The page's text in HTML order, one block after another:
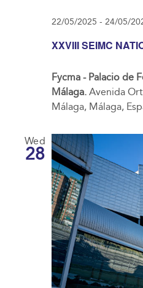
XXVIII SEIMC
22/05/2025 - 24/05/
Fycma - Palacio de
Málaga. Avenida
Málaga, Málaga,
Wed
28